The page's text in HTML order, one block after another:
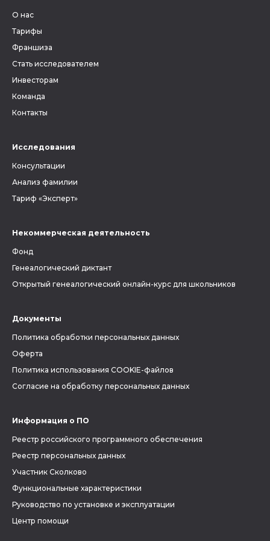
О нас
Тарифы
Франшиза
Стать исследователем
Инвесторам
Команда
Контакты
Исследования
Консультации
Анализ фамилии
Тариф «Эксперт»
Некоммерческая деятельность
Фонд
Генеалогический диктант
Открытый генеалогический онлайн-курс для школьников
Документы
Политика обработки персональных данных
Оферта
Политика использования COOKIE-файлов
Согласие на обработку персональных данных
Информация о ПО
Реестр российского программного обеспечения
Реестр персональных данных
Участник Сколково
Функциональные характеристики
Руководство по установке и эксплуатации
Центр помощи